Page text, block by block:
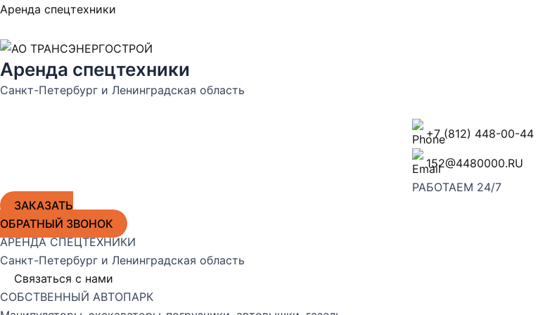
Перейти
содержимому
Аренда спецтехники
Аренда спецтехники
Санкт-Петербург и Ленинградская область
+7 (812) 448-00-44
152@4480000.RU
РАБОТАЕМ 24/7
ЗАКАЗАТЬ
ОБРАТНЫЙ ЗВОНОК
АРЕНДА СПЕЦТЕХНИКИ
Санкт-Петербург и Ленинградская область
Связаться с нами
СОБСТВЕННЫЙ АВТОПАРК